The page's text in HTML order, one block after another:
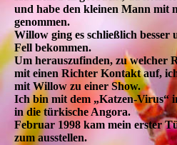
und habe den kleinen Mann mit
genommen.
Willow ging es schließlich besser
Fell bekommen.
Um herauszufinden, zu welcher
mit einen Richter Kontakt auf,
mit Willow zu einer Show.
Ich bin mit dem „Katzen-Virus“
in die türkische Angora.
Februar 1998 kam mein erster
zum ausstellen.